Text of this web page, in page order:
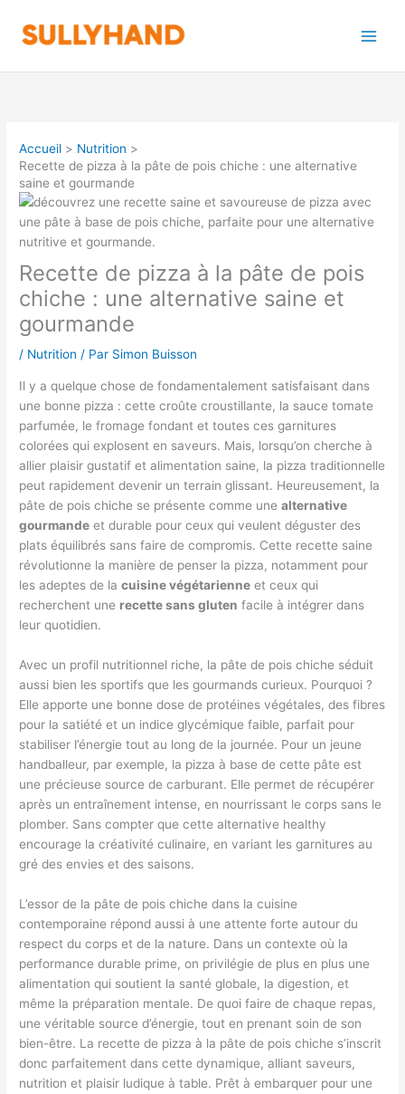
contenu
Accueil
Nutrition
Recette de pizza à la pâte de pois chiche : une alternative
saine et gourmande
Recette de pizza à la pâte de pois
chiche : une alternative saine et
gourmande
/ Nutrition / Par Simon Buisson
Il y a quelque chose de fondamentalement satisfaisant dans
une bonne pizza : cette croûte croustillante, la sauce tomate
parfumée, le fromage fondant et toutes ces garnitures
colorées qui explosent en saveurs. Mais, lorsqu’on cherche à
allier plaisir gustatif et alimentation saine, la pizza traditionnelle
peut rapidement devenir un terrain glissant. Heureusement, la
pâte de pois chiche se présente comme unealternative
gourmande et durable pour ceux qui veulent déguster des
plats équilibrés sans faire de compromis. Cette recette saine
révolutionne la manière de penser la pizza, notamment pour
les adeptes de lacuisine végétarienne et ceux qui
recherchent une recette sans gluten facile à intégrer dans
leur quotidien.
Avec un profil nutritionnel riche, la pâte de pois chiche séduit
aussi bien les sportifs que les gourmands curieux. Pourquoi ?
Elle apporte une bonne dose de protéines végétales, des fibres
pour la satiété et un indice glycémique faible, parfait pour
stabiliser l’énergie tout au long de la journée. Pour un jeune
handballeur, par exemple, la pizza à base de cette pâte est
une précieuse source de carburant. Elle permet de récupérer
après un entraînement intense, en nourrissant le corps sans le
plomber. Sans compter que cette alternative healthy
encourage la créativité culinaire, en variant les garnitures au
gré des envies et des saisons.
L’essor de la pâte de pois chiche dans la cuisine
contemporaine répond aussi à une attente forte autour du
respect du corps et de la nature. Dans un contexte où la
performance durable prime, on privilégie de plus en plus une
alimentation qui soutient la santé globale, la digestion, et
même la préparation mentale. De quoi faire de chaque repas,
une véritable source d’énergie, tout en prenant soin de son
bien-être. La recette de pizza à la pâte de pois chiche s’inscrit
donc parfaitement dans cette dynamique, alliant saveurs,
nutrition et plaisir ludique à table. Prêt à embarquer pour une